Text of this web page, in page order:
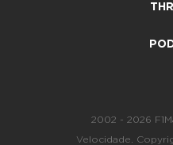
2002 - 2026
Velocidade.